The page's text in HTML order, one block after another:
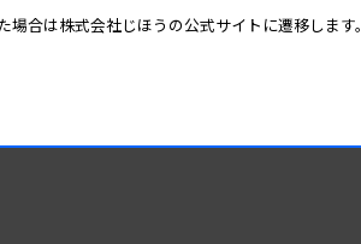
半ば」
合は株式会社じほうの公式サイトに遷移します。